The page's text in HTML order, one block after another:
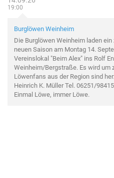
19:00
Burglöwen Weinheim
Die Burglöwen Weinheim laden
neuen Saison am Montag 14.
Vereinslokal "Beim Alex" ins Rolf
Weinheim/Bergstraße. Es wird um
Löwenfans aus der Region sind
Heinrich K. Müller Tel. 06251/
Einmal Löwe, immer Löwe.